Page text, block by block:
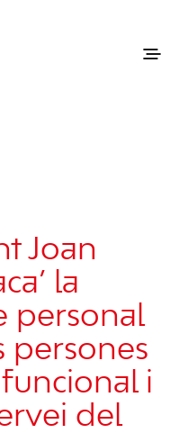
Joan
la
personal
persones
i
del